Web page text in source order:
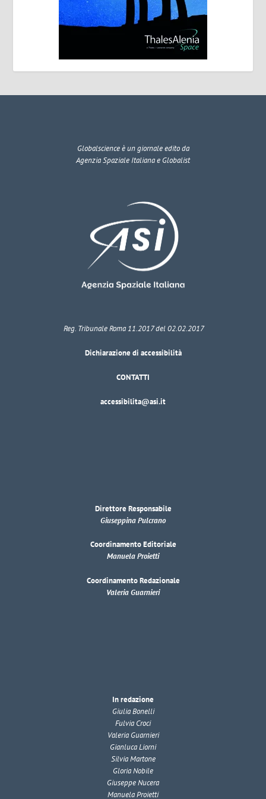
Globalscienceè un giornale edito da
Agenzia Spaziale Italiana e Globalist
Reg. Tribunale Roma 11.2017 del 02.02.2017
Dichiarazione di accessibilità
CONTATTI
accessibilita@asi.it
Direttore Responsabile
Giuseppina Pulcrano
Coordinamento Editoriale
Manuela Proietti
Coordinamento Redazionale
Valeria Guarnieri
In redazione
Giulia Bonelli
Fulvia Croci
Valeria Guarnieri
Gianluca Liorni
Silvia Martone
Gloria Nobile
Giuseppe Nucera
Manuela Proietti